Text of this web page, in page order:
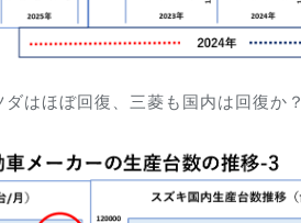
はほぼ回復、三菱も国内は回復か？